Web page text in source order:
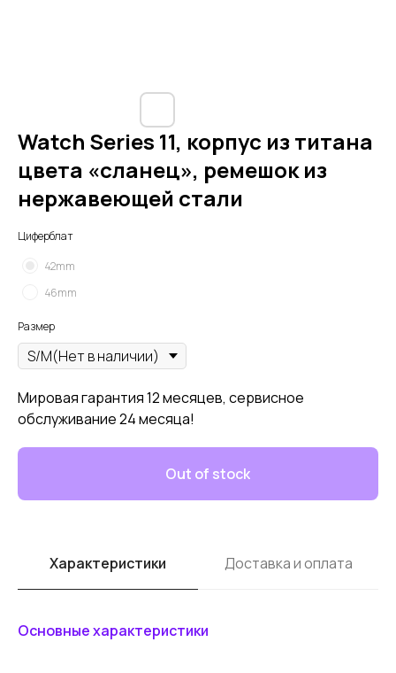
Watch Series 11, корпус из титана
цвета «сланец», ремешок из
нержавеющей стали
Циферблат
42mm
46mm
Размер
Мировая гарантия 12 месяцев, сервисное
обслуживание 24 месяца!
Out of stock
Характеристики Доставка и оплата
Основные характеристики